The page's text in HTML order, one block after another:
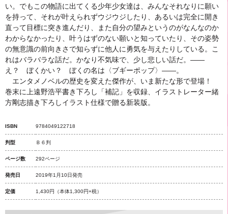
い。でもこの物語に出てくる少年少女達は、みんなそれなりに願い
を持って、それが叶えられずウジウジしたり、あるいは完全に開き
直って目標に突き進んだり、また自分の望みというのがなんなのか
わからなかったり、叶うはずのない願いと知っていたり、その姿勢
の無意識の前向きさで知らずに他人に勇気を与えたりしている。こ
れはバラバラな話だ。かなり不気味で、少し悲しい話だ。――
え？ ぼくかい？ ぼくの名は〈ブギーポップ〉――。
エンタメノベルの歴史を変えた傑作が、いま新たな形で登場！
巻末に上遠野浩平書き下ろし「補記」を収録、イラストレーター緒
方剛志描き下ろしイラスト仕様で贈る新装版。
ISBN 9784049122718
判型 Ｂ６判
ページ数 292ページ
発売日 2019年1月10日発売
定価 1,430円 （本体1,300円+税）